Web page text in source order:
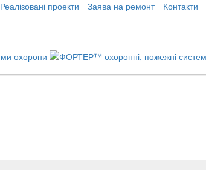
Реалізовані проекти Заява на ремонт Контакти